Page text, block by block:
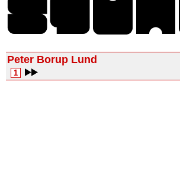
Peter Borup Lund
1